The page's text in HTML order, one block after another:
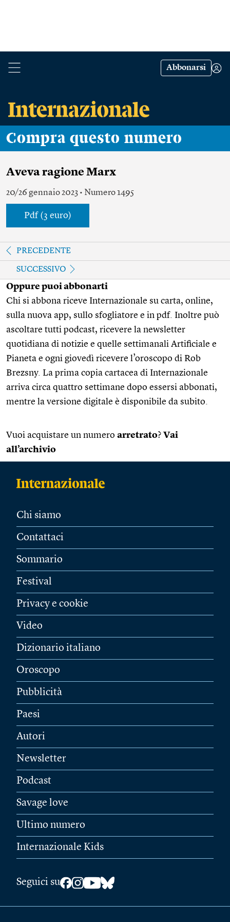
Abbonarsi
Compra questo numero
Aveva ragione Marx
20/26 gennaio 2023 • Numero 1495
Pdf (3 euro)
PRECEDENTE
SUCCESSIVO
Oppure puoi abbonarti
Chi si abbona riceve Internazionale su carta, online,
sulla nuova app, sullo sfogliatore e in pdf. Inoltre può
ascoltare tutti podcast, ricevere la newsletter
quotidiana di notizie e quelle settimanali Artificiale e
Pianeta e ogni giovedì ricevere l’oroscopo di Rob
Brezsny. La prima copia cartacea di Internazionale
arriva circa quattro settimane dopo essersi abbonati,
mentre la versione digitale è disponibile da subito.
Vuoi acquistare un numero arretrato? Vai
all’archivio
Chi siamo
Contattaci
Sommario
Festival
Privacy e cookie
Video
Dizionario italiano
Oroscopo
Pubblicità
Paesi
Autori
Newsletter
Podcast
Savage love
Ultimo numero
Internazionale Kids
Seguici su